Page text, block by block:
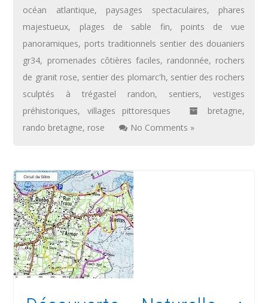
océan atlantique, paysages spectaculaires, phares
majestueux, plages de sable fin, points de vue
panoramiques, ports traditionnels sentier des douaniers
gr34, promenades côtières faciles, randonnée, rochers
de granit rose, sentier des plomarc'h, sentier des rochers
sculptés à trégastel randon, sentiers,vestiges
préhistoriques, villages pittoresques bretagne,
rando bretagne, rose No Comments »